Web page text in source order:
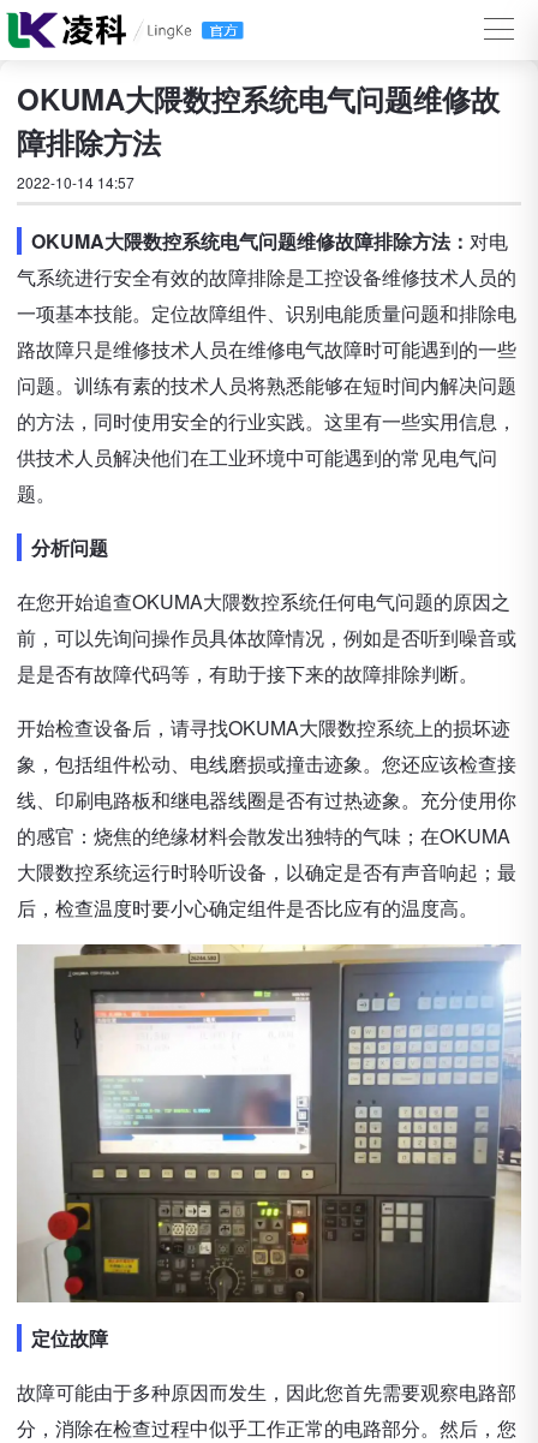
OKUMA大隈数控系统电气问题维修故
障排除方法
2022-10-14 14:57
OKUMA大隈数控系统电气问题维修故障排除方法： 对电
气系统进行安全有效的故障排除是工控设备维修技术人员的
一项基本技能。定位故障组件、识别电能质量问题和排除电
路故障只是维修技术人员在维修电气故障时可能遇到的一些
问题。训练有素的技术人员将熟悉能够在短时间内解决问题
的方法，同时使用安全的行业实践。这里有一些实用信息，
供技术人员解决他们在工业环境中可能遇到的常见电气问
题。
分析问题
在您开始追查OKUMA大隈数控系统任何电气问题的原因之
前，可以先询问操作员具体故障情况，例如是否听到噪音或
是是否有故障代码等，有助于接下来的故障排除判断。
开始检查设备后，请寻找OKUMA大隈数控系统上的损坏迹
象，包括组件松动、电线磨损或撞击迹象。您还应该检查接
线、印刷电路板和继电器线圈是否有过热迹象。充分使用你
的感官：烧焦的绝缘材料会散发出独特的气味；在OKUMA
大隈数控系统运行时聆听设备，以确定是否有声音响起；最
后，检查温度时要小心确定组件是否比应有的温度高。
定位故障
故障可能由于多种原因而发生，因此您首先需要观察电路部
分，消除在检查过程中似乎工作正常的电路部分。然后，您